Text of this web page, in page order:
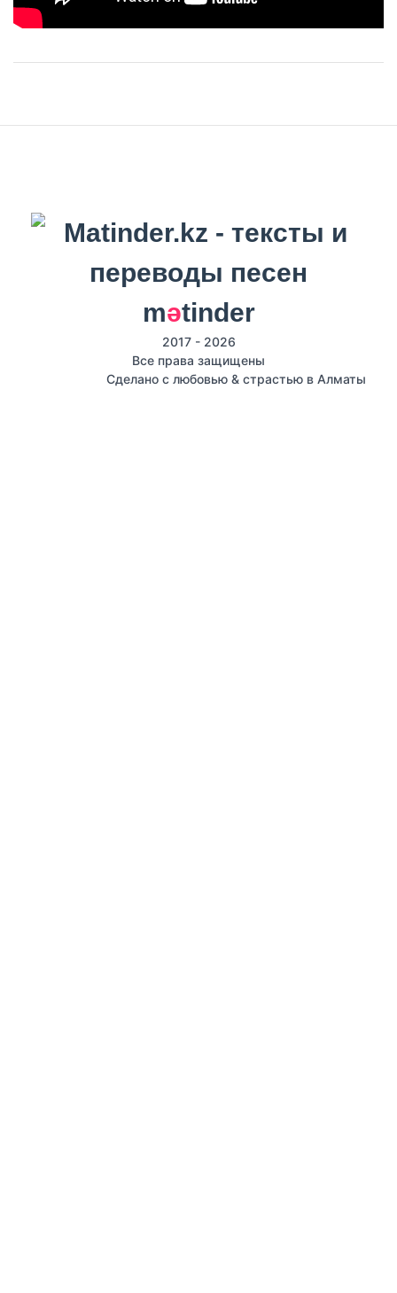
mәtinder
2017 - 2026
Все права защищены
Сделано с любовью & страстью в Алматы